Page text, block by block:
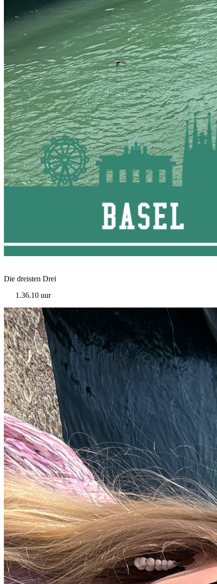
Die dreisten Drei
1.36.10 uur